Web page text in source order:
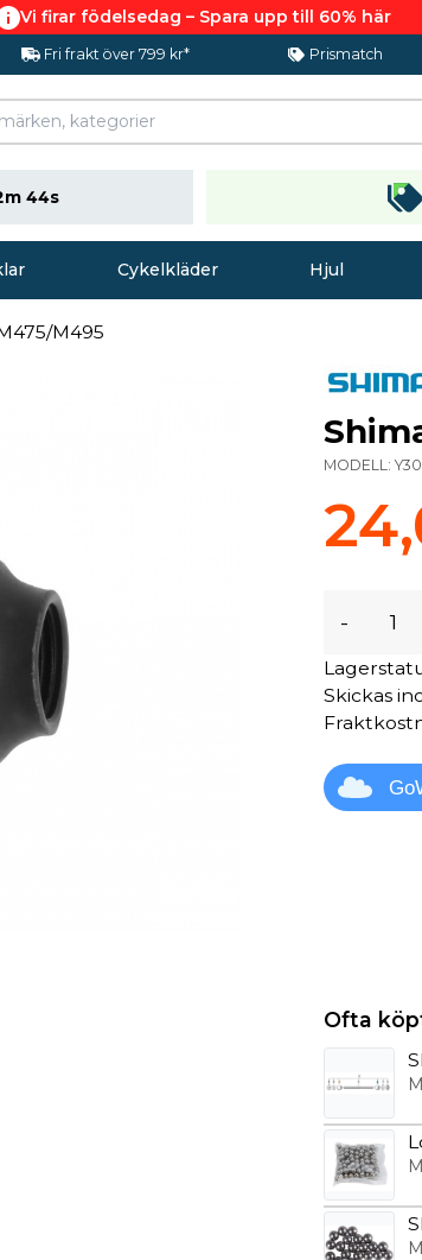
Vi firar födelsedag – Spara upp till 60% här
Fri frakt över 799 kr* Prismatch
43s
Cykelkläder Hjul
M495
MODELL:
-
Skickas
Ofta